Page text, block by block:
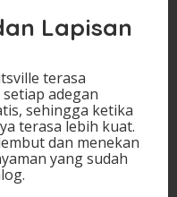
Lapisan
terasa
adegan
sehingga ketika
terasa lebih kuat.
dan menekan
yang sudah